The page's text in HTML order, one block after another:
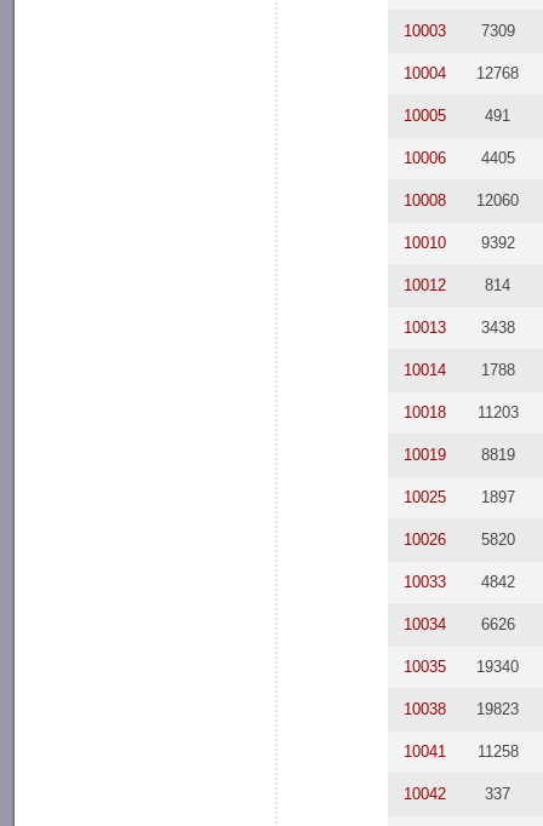
10003 7309
10004 12768
10005 491
10006 4405
10008 12060
10010 9392
10012 814
10013 3438
10014 1788
10018 11203
10019 8819
10025 1897
10026 5820
10033 4842
10034 6626
10035 19340
10038 19823
10041 11258
10042 337